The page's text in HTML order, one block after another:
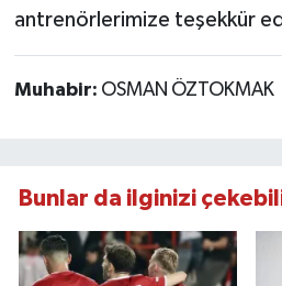
antrenörlerimize teşekkür
Muhabir: OSMAN ÖZTOKMAK
Bunlar da ilginizi